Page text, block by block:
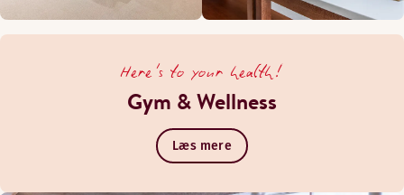
Here's to your health!
Gym & Wellness
Læs mere